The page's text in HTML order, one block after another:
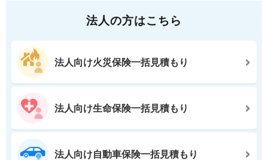
法人の方はこちら
法人向け火災保険一括見積もり
法人向け生命保険一括見積もり
法人向け自動車保険一括見積もり